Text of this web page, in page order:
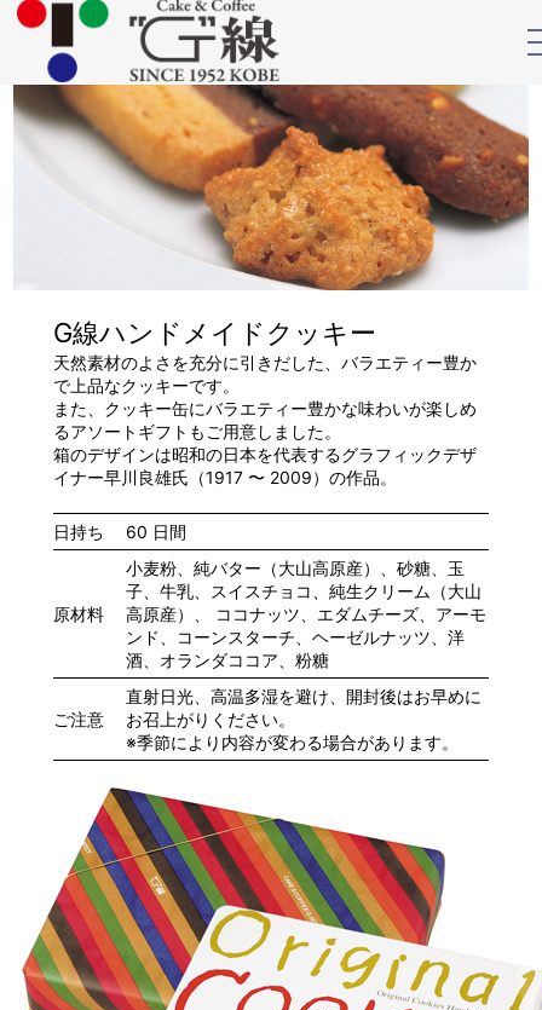
G線ハンドメイドクッキー
天然素材のよさを充分に引きだした、バラエティー豊か
で上品なクッキーです。
また、クッキー缶にバラエティー豊かな味わいが楽しめ
るアソートギフトもご用意しました。
箱のデザインは昭和の日本を代表するグラフィックデザ
イナー早川良雄氏（1917 〜 2009）の作品。
日持ち 60 日間
原材料
小麦粉、純バター（大山高原産）、砂糖、玉
子、牛乳、スイスチョコ、純生クリーム（大山
高原産）、 ココナッツ、エダムチーズ、アーモ
ンド、コーンスターチ、ヘーゼルナッツ、洋
酒、オランダココア、粉糖
ご注意
直射日光、高温多湿を避け、開封後はお早めに
お召上がりください。
※季節により内容が変わる場合があります。